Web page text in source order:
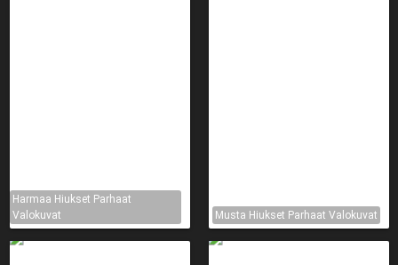
Harmaa Hiukset Parhaat
Valokuvat
Musta Hiukset Parhaat Valokuvat